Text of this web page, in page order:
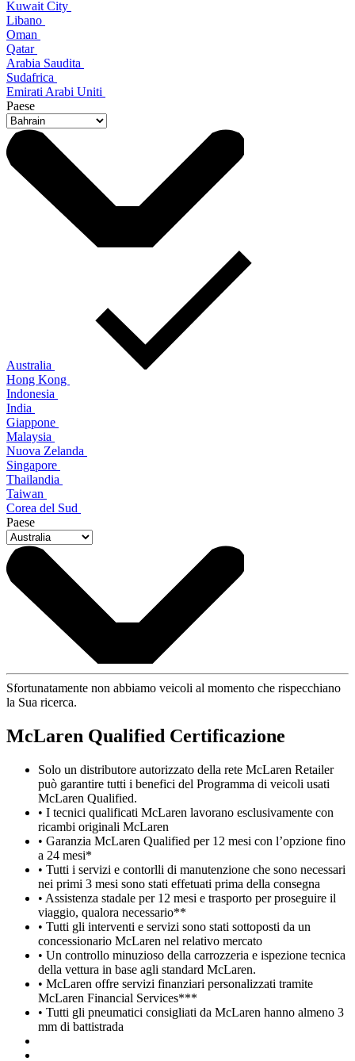
Kuwait City
Libano
Oman
Qatar
Arabia Saudita
Sudafrica
Emirati Arabi Uniti
Paese
Australia
Hong Kong
Indonesia
India
Giappone
Malaysia
Nuova Zelanda
Singapore
Thailandia
Taiwan
Corea del Sud
Paese
Sfortunatamente non abbiamo veicoli al momento che rispecchiano
la Sua ricerca.
McLaren Qualified Certificazione
Solo un distributore autorizzato della rete McLaren Retailer
può garantire tutti i benefici del Programma di veicoli usati
McLaren Qualified.
• I tecnici qualificati McLaren lavorano esclusivamente con
ricambi originali McLaren
• Garanzia McLaren Qualified per 12 mesi con l’opzione fino
a 24 mesi*
• Tutti i servizi e contorlli di manutenzione che sono necessari
nei primi 3 mesi sono stati effetuati prima della consegna
• Assistenza stadale per 12 mesi e trasporto per proseguire il
viaggio, qualora necessario**
• Tutti gli interventi e servizi sono stati sottoposti da un
concessionario McLaren nel relativo mercato
• Un controllo minuzioso della carrozzeria e ispezione tecnica
della vettura in base agli standard McLaren.
• McLaren offre servizi finanziari personalizzati tramite
McLaren Financial Services***
• Tutti gli pneumatici consigliati da McLaren hanno almeno 3
mm di battistrada